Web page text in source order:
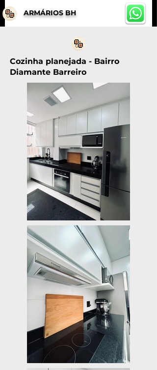
ARMÁRIOS BH
Cozinha planejada - Bairro
Diamante Barreiro